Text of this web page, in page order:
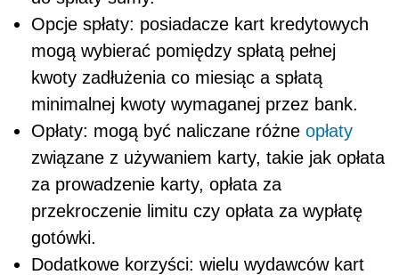
Opcje spłaty: posiadacze kart kredytowych
mogą wybierać pomiędzy spłatą pełnej
kwoty zadłużenia co miesiąc a spłatą
minimalnej kwoty wymaganej przez bank.
Opłaty: mogą być naliczane różne opłaty
związane z używaniem karty, takie jak opłata
za prowadzenie karty, opłata za
przekroczenie limitu czy opłata za wypłatę
gotówki.
Dodatkowe korzyści: wielu wydawców kart